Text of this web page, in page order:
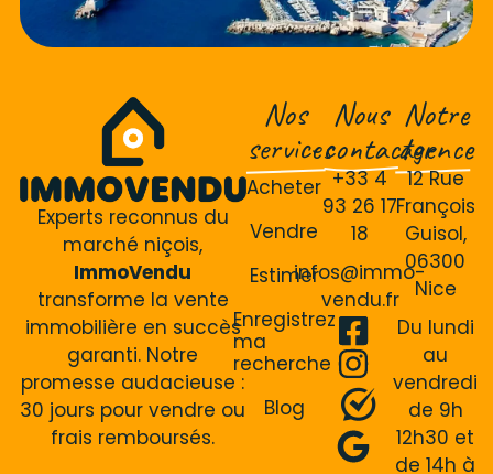
Experts reconnus du
marché niçois,
ImmoVendu
transforme la vente
immobilière en succès
garanti. Notre
promesse audacieuse :
30 jours pour vendre ou
frais remboursés.
Nos
services
Acheter
Vendre
Estimer
Enregistrez
ma
recherche
Blog
Nous
contacter
+33 4
93 26 17
18
infos@immo-
vendu.fr
Notre
agence
12 Rue
François
Guisol,
06300
Nice
Du lundi
au
vendredi
de 9h
12h30 et
de 14h à